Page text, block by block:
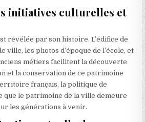
initiatives culturelles et
révélée par son histoire. L’édifice de
ville, les photos d’époque de l’école, et
métiers facilitent la découverte
et la conservation de ce patrimoine
français, la politique de
que le patrimoine de la ville demeure
les générations à venir.